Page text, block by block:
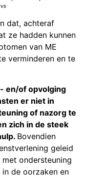
dat, achteraf
ze hadden kunnen
van ME
verminderen en te
en/of opvolging
er niet in
of nazorg te
zich in de steek
Bovendien
geleid
ondersteuning
de oorzaken en